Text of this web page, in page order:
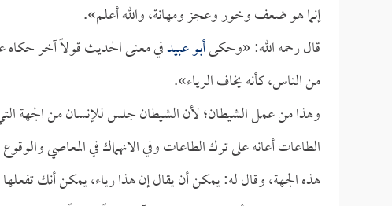
إنما هو ضعف وخور وعجز ومهانة، والله أعلم».
قال رحمه الله: «وحكىأبو عبيدفي معنى الحديث قولاً آخر
من الناس، كأنه يخاف الرياء».
وهذا من عمل الشيطان؛ لأن الشيطان جلس للإنسان من الجهة
الطاعات أعانه على ترك الطاعات وفي الانهماك في المعاصي
هذه الجهة، وقال له: يمكن أن يقال إن هذا رياء، يمكن أنك